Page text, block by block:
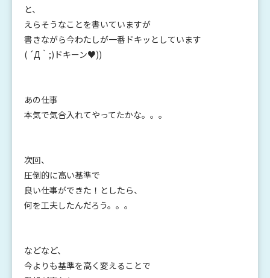
と、
えらそうなことを書いていますが
書きながら今わたしが一番ドキッとしています
( ´Д｀;)ドキーン♥))
あの仕事
本気で気合入れてやってたかな。。。
次回、
圧倒的に高い基準で
良い仕事ができた！としたら、
何を工夫したんだろう。。。
などなど、
今よりも基準を高く変えることで